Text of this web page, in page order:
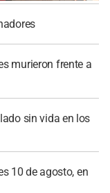
murieron frente a
sin vida en los
10 de agosto, en